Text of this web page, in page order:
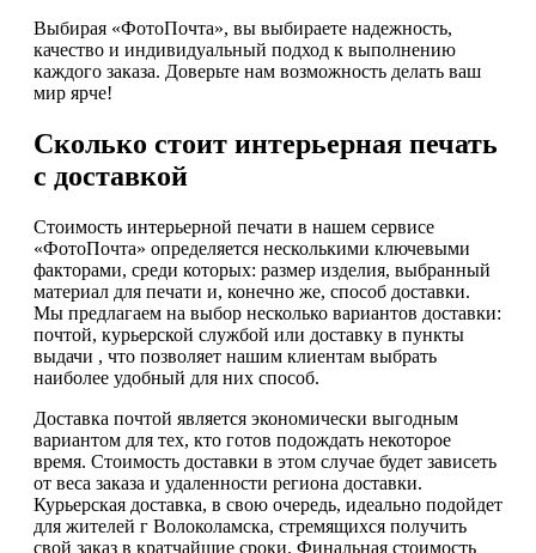
Выбирая «ФотоПочта», вы выбираете надежность,
качество и индивидуальный подход к выполнению
каждого заказа. Доверьте нам возможность делать ваш
мир ярче!
Сколько стоит интерьерная печать
с доставкой
Стоимость интерьерной печати в нашем сервисе
«ФотоПочта» определяется несколькими ключевыми
факторами, среди которых: размер изделия, выбранный
материал для печати и, конечно же, способ доставки.
Мы предлагаем на выбор несколько вариантов доставки:
почтой, курьерской службой или доставку в пункты
выдачи , что позволяет нашим клиентам выбрать
наиболее удобный для них способ.
Доставка почтой является экономически выгодным
вариантом для тех, кто готов подождать некоторое
время. Стоимость доставки в этом случае будет зависеть
от веса заказа и удаленности региона доставки.
Курьерская доставка, в свою очередь, идеально подойдет
для жителей г Волоколамска, стремящихся получить
свой заказ в кратчайшие сроки. Финальная стоимость